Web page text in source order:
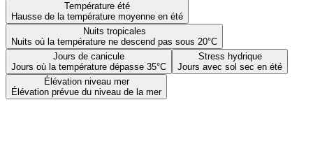
Température été
Hausse de la température moyenne en été
Nuits tropicales
Nuits où la température ne descend pas sous 20°C
Jours de canicule
Jours où la température dépasse 35°C
Stress hydrique
Jours avec sol sec en été
Élévation niveau mer
Élévation prévue du niveau de la mer